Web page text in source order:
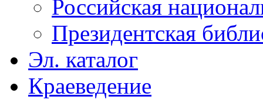
Российская
Президентская
Эл. каталог
Краеведение